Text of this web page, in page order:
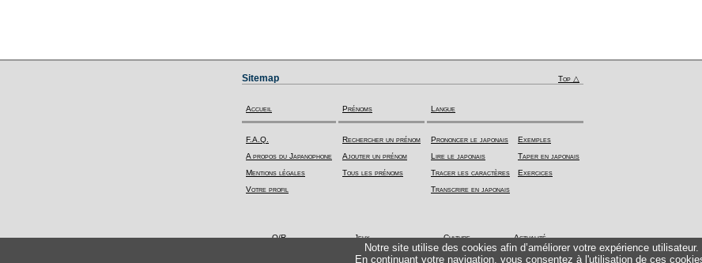
Notre site utilise des cookies afin d’améliorer votre expérience utilisateur.
En continuant votre navigation, vous consentez à l'utilisation de ces
Sitemap Top △
Accueil
F.A.Q.
A propos du Japanophone
Mentions légales
Votre profil
Prénoms
Rechercher un prénom
Ajouter un prénom
Tous les prénoms
Langue
Prononcer le japonais
Lire le japonais
Tracer les caractères
Transcrire en japonais
Exemples
Taper en japonais
Exercices
Q/R Jeux Culture Actualité